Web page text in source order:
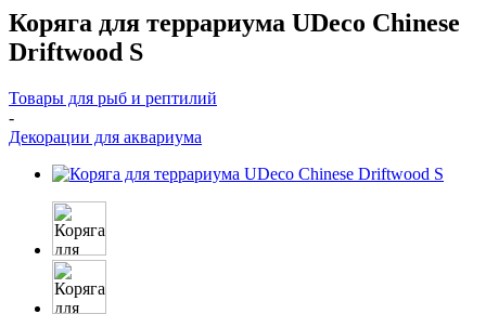
Коряга для террариума UDeco Chinese
Driftwood S
Товары для рыб и рептилий
-
Декорации для аквариума